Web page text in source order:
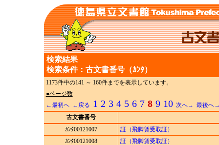
検索結果
検索条件：古文書番号（ｶﾝﾀ）
1173件中の141 ～ 160件までを表示しています。
●ページ数
←最初へ
←戻る 1 2 3 4 5 6 7 8 9 10 次へ→ 最後へ
古文書番号
ｶﾝﾀ00121007
証（飛脚賃受取証）
ｶﾝﾀ00121008
証（飛脚賃受取証）